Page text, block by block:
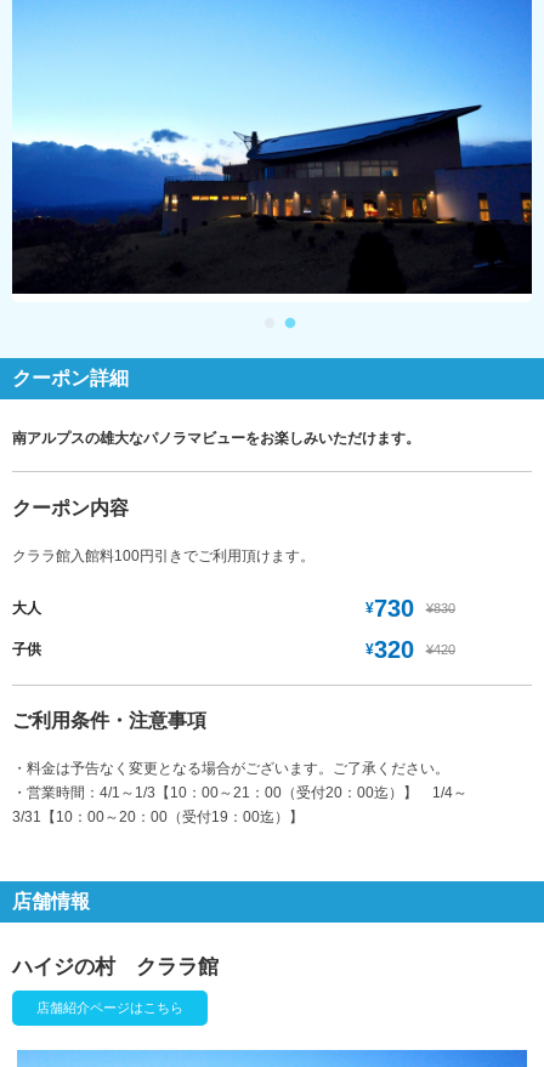
クーポン詳細
南アルプスの雄大なパノラマビューをお楽しみいただけます。
クーポン内容
クララ館入館料100円引きでご利用頂けます。
大人 ¥730 ¥830
子供 ¥320 ¥420
ご利用条件・注意事項
・料金は予告なく変更となる場合がございます。ご了承ください。
・営業時間：4/1～1/3【10：00～21：00（受付20：00迄）】 1/4～
3/31【10：00～20：00（受付19：00迄）】
店舗情報
ハイジの村 クララ館
店舗紹介ページはこちら